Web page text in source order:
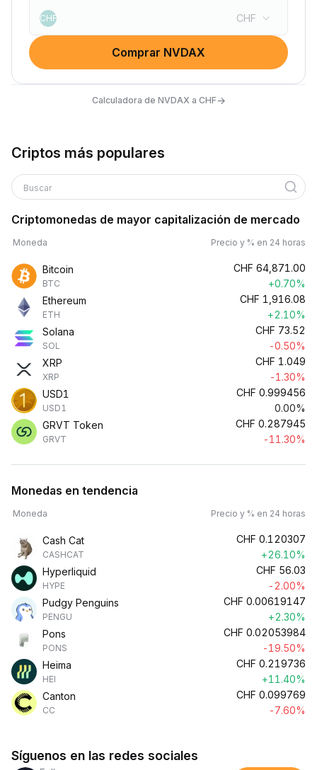
CHF CHF
Comprar NVDAX
Calculadora de NVDAX a CHF→
Criptos más populares
Buscar
Criptomonedas de mayor capitalización de mercado
Moneda Precio y % en 24 horas
Bitcoin
BTC
CHF 64,871.00
+0.70%
Ethereum
ETH
CHF 1,916.08
+2.10%
Solana
SOL
CHF 73.52
-0.50%
XRP
XRP
CHF 1.049
-1.30%
USD1
USD1
CHF 0.999456
0.00%
GRVT Token
GRVT
CHF 0.287945
-11.30%
Monedas en tendencia
Moneda Precio y % en 24 horas
Cash Cat
CASHCAT
CHF 0.120307
+26.10%
Hyperliquid
HYPE
CHF 56.03
-2.00%
Pudgy Penguins
PENGU
CHF 0.00619147
+2.30%
Pons
PONS
CHF 0.02053984
-19.50%
Heima
HEI
CHF 0.219736
+11.40%
Canton
CC
CHF 0.099769
-7.60%
Síguenos en las redes sociales